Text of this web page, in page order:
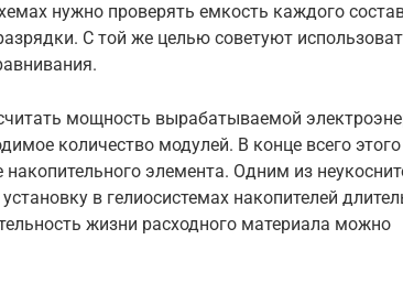
нужно проверять емкость каждого
С той же целью советуют
мощность вырабатываемой
количество модулей. В конце всего
элемента. Одним из
в гелиосистемах накопителей
жизни расходного материала можно